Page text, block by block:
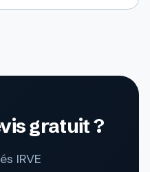
gratuit ?
IRVE